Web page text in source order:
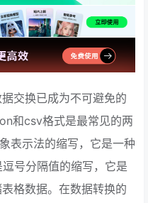
交换已成为不可避免的
和csv格式是最常见的两
表示法的缩写，它是一种
号分隔值的缩写，它是
格数据。在数据转换的